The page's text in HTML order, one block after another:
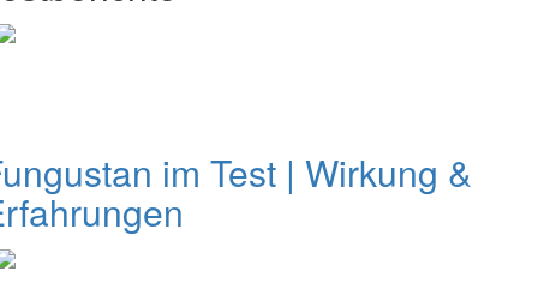
im Test | Wirkung &